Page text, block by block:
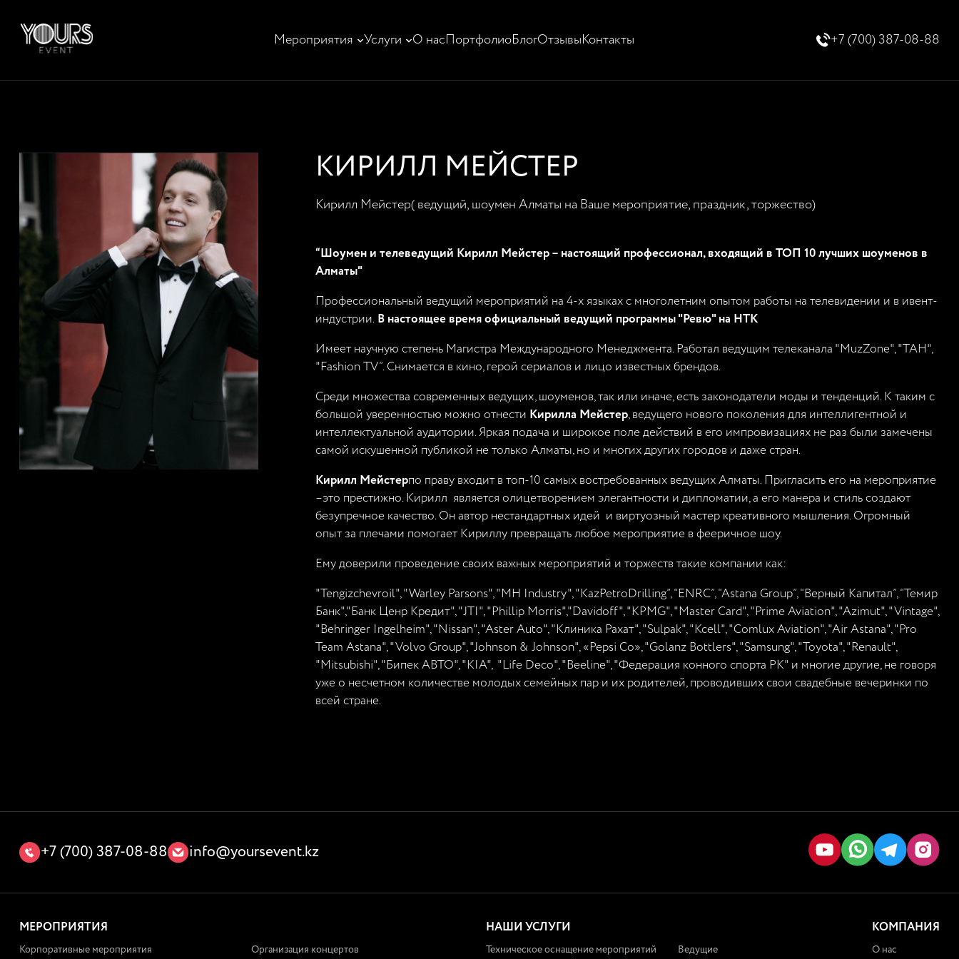
Мероприятия Услуги О нас ПортфолиоБлогОтзывы Контакты +7 (700) 387-08-88
КИРИЛЛ МЕЙСТЕР
Кирилл Мейстер( ведущий, шоумен Алматы на Ваше мероприятие, праздник, торжество)
“Шоумен и телеведущий Кирилл Мейстер – настоящий профессионал, входящий в ТОП 10 лучших шоуменов в
Алматы"
Профессиональный ведущий мероприятий на 4-х языках с многолетним опытом работы на телевидении и в ивент-
индустрии. В настоящее время официальный ведущий программы "Ревю" на НТК
Имеет научную степень Магистра Международного Менеджмента. Работал ведущим телеканала "MuzZone", "ТАН",
"Fashion TV”. Снимается в кино, герой сериалов и лицо известных брендов.
Среди множества современных ведущих, шоуменов, так или иначе, есть законодатели моды и тенденций. К таким с
большой уверенностью можно отнести Кирилла Мейстер, ведущего нового поколения для интеллигентной и
интеллектуальной аудитории. Яркая подача и широкое поле действий в его импровизациях не раз были замечены
самой искушенной публикой не только Алматы, но и многих других городов и даже стран.
Кирилл Мейстерпо праву входит в топ-10 самых востребованных ведущих Алматы. Пригласить его на мероприятие
–это престижно. Кирилл является олицетворением элегантности и дипломатии, а его манера и стиль создают
безупречное качество. Он автор нестандартных идей и виртуозный мастер креативного мышления. Огромный
опыт за плечами помогает Кириллу превращать любое мероприятие в фееричное шоу.
Ему доверили проведение своих важных мероприятий и торжеств такие компании как:
"Tengizchevroil", "Warley Parsons", "MH Industry", "KazPetroDrilling”, “ENRC”, “Astana Group”, “Верный Капитал”, “Темир
Банк","Банк Ценр Кредит", "JTI", "Phillip Morris","Davidoff", "KPMG", "Master Card", "Prime Aviation", "Azimut", "Vintage",
"Behringer Ingelheim", "Nissan", "Aster Auto", "Клиника Рахат", "Sulpak", "Kcell", "Comlux Aviation", "Air Astana", "Pro
Team Astana", "Volvo Group", "Johnson & Johnson", «Pepsi Co», "Golanz Bottlers", "Samsung", "Toyota", "Renault",
"Mitsubishi", "Бипек АВТО", "KIA", "Life Deco", "Beeline", "Федерация конного спорта РК" и многие другие, не говоря
уже о несчетном количестве молодых семейных пар и их родителей, проводивших свои свадебные вечеринки по
всей стране.
+7 (700) 387-08-88 info@yoursevent.kz
МЕРОПРИЯТИЯ
Корпоративные мероприятия Организация концертов
НАШИ УСЛУГИ
Техническое оснащение мероприятий Ведущие
КОМПАНИЯ
О нас